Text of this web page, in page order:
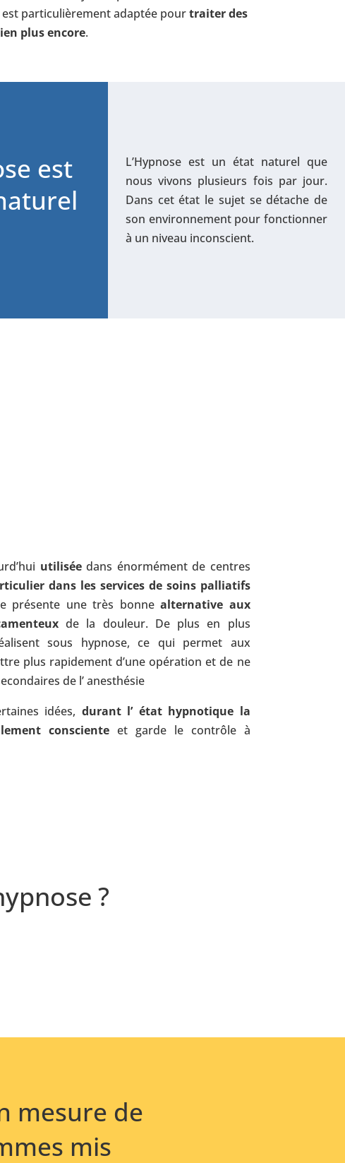
est particulièrement adaptée pourtraiter des
plus encore.
est
L’Hypnose est un état naturel que
nous vivons plusieurs fois par jour.
Dans cet état le sujet se détache de
son environnement pour fonctionner
à un niveau inconscient.
utiliséedans énormément de centres
dans les services de soins palliatifs
présente une très bonnealternative aux
de la douleur. De plus en plus
sous hypnose, ce qui permet aux
plus rapidement d’une opération et de ne
de l’ anesthésie
idées, durant l’ état hypnotique la
consciente et garde le contrôle à
?
mesure de
mis